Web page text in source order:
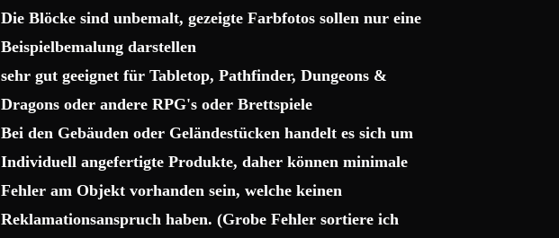
Die Blöcke sind unbemalt, gezeigte Farbfotos sollen nur eine
Beispielbemalung darstellen
sehr gut geeignet für Tabletop, Pathfinder, Dungeons &
Dragons oder andere RPG's oder Brettspiele
Bei den Gebäuden oder Geländestücken handelt es sich um
Individuell angefertigte Produkte, daher können minimale
Fehler am Objekt vorhanden sein, welche keinen
Reklamationsanspruch haben. (Grobe Fehler sortiere ich